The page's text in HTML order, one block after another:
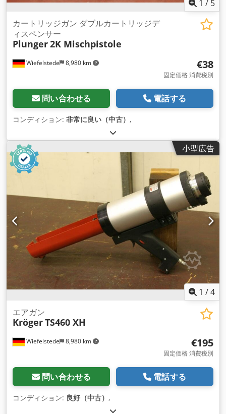
1 / 5
Wiefelstede 8,980 km
カートリッジガン ダブルカートリッジデ
ィスペンサー
Plunger2K Mischpistole
€38
固定価格 消費税別
問い合わせる 電話する
コンディション: 非常に良い（中古） ,
小型広告
1 /4
Wiefelstede 8,980 km
エアガン
KrögerTS460 XH
€195
固定価格 消費税別
問い合わせる 電話する
コンディション: 良好（中古） ,